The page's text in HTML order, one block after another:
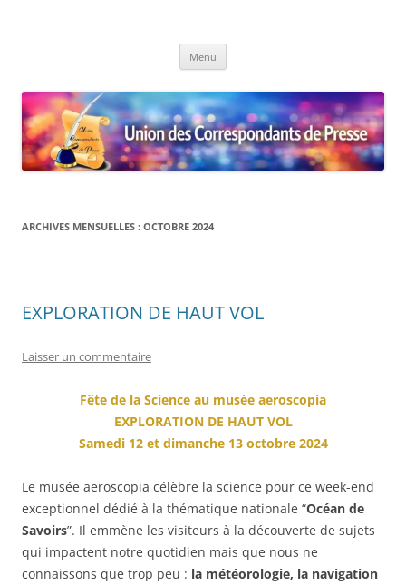
Presse
Menu
ARCHIVES MENSUELLES : OCTOBRE 2024
EXPLORATION DE HAUT VOL
Laisser un commentaire
Fête de la Science au musée aeroscopia
EXPLORATION DE HAUT VOL
Samedi 12 et dimanche 13 octobre 2024
Le musée aeroscopia célèbre la science pour ce week-end
exceptionnel dédié à la thématique nationale “Océan de
Savoirs”. Il emmène les visiteurs à la découverte de sujets
qui impactent notre quotidien mais que nous ne
connaissons que trop peu : la météorologie, la navigation